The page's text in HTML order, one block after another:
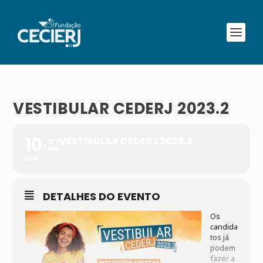
VESTIBULAR CEDERJ 2023.2
DETALHES DO EVENTO
Os
candida
tos já
podem
fazer a